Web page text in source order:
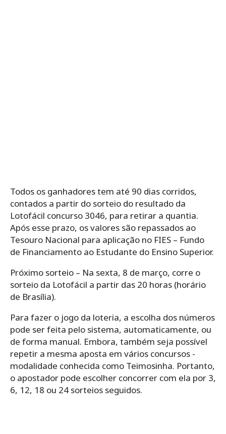
Todos os ganhadores tem até 90 dias corridos,
contados a partir do sorteio do resultado da
Lotofácil concurso 3046, para retirar a quantia.
Após esse prazo, os valores são repassados ao
Tesouro Nacional para aplicação no FIES – Fundo
de Financiamento ao Estudante do Ensino Superior.
Próximo sorteio – Na sexta, 8 de março, corre o
sorteio da Lotofácil a partir das 20 horas (horário
de Brasília).
Para‌ ‌fazer‌ ‌o‌ ‌jogo da loteria,‌ ‌a‌ ‌escolha‌ ‌dos‌ ‌números‌
‌pode‌ ‌ser‌ ‌feita‌ ‌pelo‌ ‌sistema,‌ ‌automaticamente,‌ ‌ou‌
‌de‌ ‌forma‌ ‌manual.‌ Embora, ‌também‌ ‌seja‌ ‌possível‌
‌repetir‌ ‌a‌ ‌mesma‌ ‌aposta‌ ‌em‌ ‌vários‌ ‌concursos -‌
‌modalidade‌ ‌conhecida‌ ‌como‌ ‌Teimosinha.‌ ‌Portanto,
o ‌apostador‌ ‌pode‌ ‌escolher‌ ‌concorrer‌ ‌com‌ ‌ela‌ ‌por‌ ‌3,‌
‌6,‌ ‌12,‌ ‌18‌ ‌ou‌ ‌24‌ ‌sorteios seguidos.‌ ‌